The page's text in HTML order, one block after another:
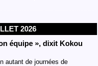
2026
équipe », dixit Kokou
autant de journées de